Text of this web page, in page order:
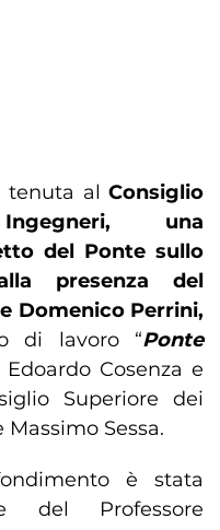
tenuta al Consiglio
una
del Ponte sullo
presenza del
Domenico Perrini,
di lavoro “Ponte
Edoardo Cosenza e
Superiore dei
Sessa.
è stata
del Professore